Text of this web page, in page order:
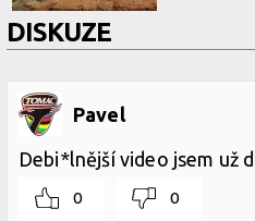
DISKUZE
Pavel
Debi*lnější video jsem už
0 0